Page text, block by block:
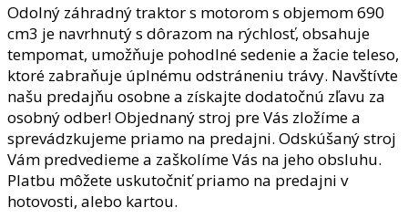
Odolný záhradný traktor s motorom s objemom 690
cm3 je navrhnutý s dôrazom na rýchlosť, obsahuje
tempomat, umožňuje pohodlné sedenie a žacie teleso,
ktoré zabraňuje úplnému odstráneniu trávy. Navštívte
našu predajňu osobne a získajte dodatočnú zľavu za
osobný odber! Objednaný stroj pre Vás zložíme a
sprevádzkujeme priamo na predajni. Odskúšaný stroj
Vám predvedieme a zaškolíme Vás na jeho obsluhu.
Platbu môžete uskutočniť priamo na predajni v
hotovosti, alebo kartou.